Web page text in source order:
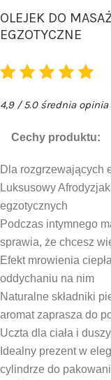
OLEJEK DO
EGZOTYCZNE
4,9 / 5.0 średnia
Cechy produktu:
Dla rozgrzewających
Luksusowy
egzotycznych
Podczas intymnego
sprawia, że chcesz
Efekt mrowienia
oddychaniu na nim
Naturalne składniki
aromat zaprasza do
Uczta dla ciała i duszy
Idealny prezent w
cylindrze do